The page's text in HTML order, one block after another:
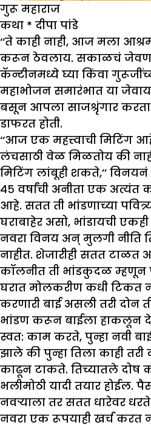
गुरू महाराज
कथा * दीपा पांडे
‘‘ते काही नाही, आज मला
करून ठेवलाय. सकाळचं जेवण
कॅन्टीनमध्ये घ्या किंवा
महाभोजन समारंभात या
बसून आपला साजश्रृंगार करता
डाफरत होती.
‘‘आज एक महत्त्वाची मिटिंग
लंचसाठी वेळ मिळतोय की
मिटिंग लांबूही शकते,’’
४५ वर्षांची अनीता एक अत्यंत
आहे. सतत ती भांडणाच्या
घराबाहेर असो, भांडायची एकही
नवरा विनय अन् मुलगी नीति
नाहीत. शेजारीही सतत टाळत
कॉलनीत ती भांडकुदळ म्हणून
घरात मोलकरीण कधी टिकत
करणारी बाई असली तरी दोन
भांडण करून बाईला हाकलून
स्वत: काम करते, पुन्हा नवी
झाले की पुन्हा तिला काही
काढून टाकते. तिच्यातले दोष
भलीमोठी यादी तयार होईल.
नवऱ्याला तर सतत धारेवर
नवरा एक रूपयाही खर्च करत